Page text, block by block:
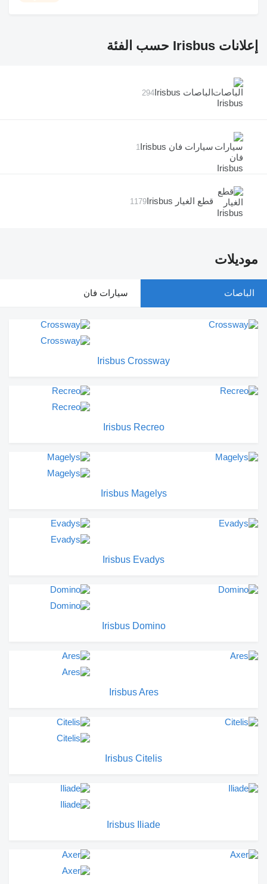
إعلانات Irisbus حسب الفئة
الباصات Irisbus 294
سيارات فان Irisbus 1
قطع الغيار Irisbus 1179
موديلات
الباصات سيارات فان
Irisbus Crossway
Irisbus Recreo
Irisbus Magelys
Irisbus Evadys
Irisbus Domino
Irisbus Ares
Irisbus Citelis
Irisbus Iliade